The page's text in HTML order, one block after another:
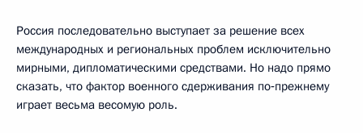
Россия последовательно выступает за решение всех
международных и региональных проблем исключительно
мирными, дипломатическими средствами. Но надо прямо
сказать, что фактор военного сдерживания по‑прежнему
играет весьма весомую роль.